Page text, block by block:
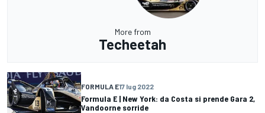
More from
Techeetah
FORMULA E17 lug 2022
Formula E | New York: da Costa si prende Gara 2,
Vandoorne sorride